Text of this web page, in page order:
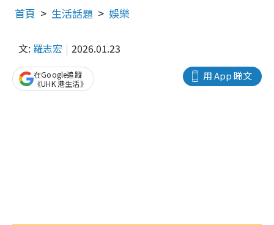
首頁 生活話題 娛樂
文: 羅志宏 2026.01.23
用 App 睇文
在Google追蹤
《UHK 港生活》